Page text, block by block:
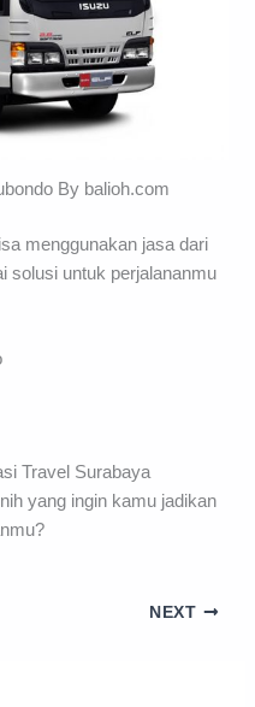
By balioh.com
menggunakan jasa dari
solusi untuk perjalananmu
Travel Surabaya
yang ingin kamu jadikan
NEXT